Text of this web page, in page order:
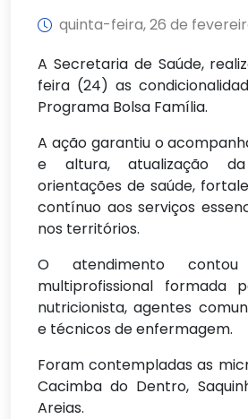
quinta-feira, 26 de
A Secretaria de Saúde,
feira (24) as
Programa Bolsa Família.
A ação garantiu o
e altura, atualização
orientações de saúde,
contínuo aos serviços
nos territórios.
O atendimento
multiprofissional formada
nutricionista, agentes
e técnicos de enfermagem.
Foram contempladas as
Cacimba do Dentro,
Areias.